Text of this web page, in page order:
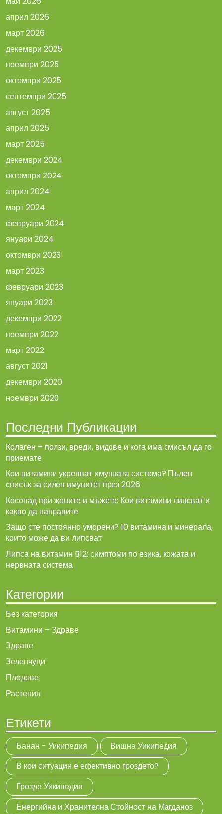
април 2026
март 2026
декември 2025
ноември 2025
октомври 2025
септември 2025
август 2025
април 2025
март 2025
декември 2024
октомври 2024
април 2024
март 2024
февруари 2024
януари 2024
октомври 2023
март 2023
февруари 2023
януари 2023
декември 2022
ноември 2022
март 2022
август 2021
декември 2020
ноември 2020
Последни Публикации
Колаген – ползи, вреди, видове и кога има смисъл да го
приемате
Кои витамини укрепват имунната система? Пълен
списък за силен имунитет през 2026
Косопад при жените и мъжете: Кои витамини липсват и
какво да направите
Защо сте постоянно уморени? 10 витамина и минерала,
които може да ви липсват
Липса на витамин B12: симптоми по езика, кожата и
нервната система
Категории
Без категория
Витамини – Здраве
Здраве
Зеленчуци
Плодове
Растения
Етикети
Банан - Уикипедия
Вишна Уикипедия
В кои ситуации е ефективно гроздето?
Грозде Уикипедия
Енергийна и Хранителна Стойност на Магданоз